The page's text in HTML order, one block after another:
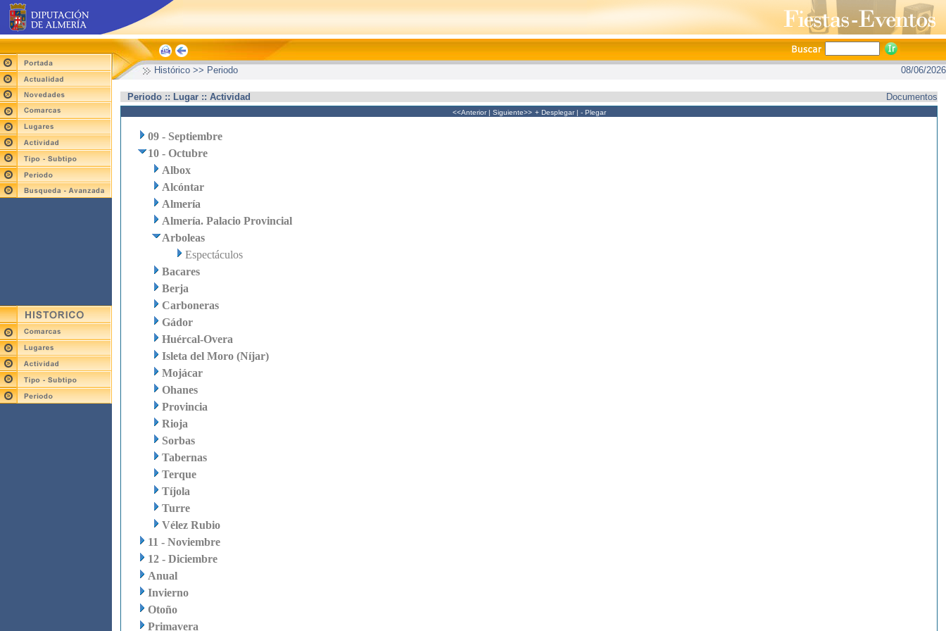
Histórico >> Periodo 08/06/2026
Periodo :: Lugar :: Actividad Documentos
<<Anterior| Siguiente>> + Desplegar| - Plegar
09 - Septiembre
10 - Octubre
Albox
Alcóntar
Almería
Almería. Palacio Provincial
Arboleas
Espectáculos
Bacares
Berja
Carboneras
Gádor
Huércal-Overa
Isleta del Moro (Níjar)
Mojácar
Ohanes
Provincia
Rioja
Sorbas
Tabernas
Terque
Tíjola
Turre
Vélez Rubio
11 - Noviembre
12 - Diciembre
Anual
Invierno
Otoño
Primavera